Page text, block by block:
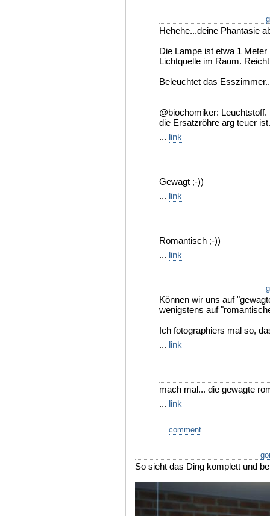
Hehehe...deine Phantasie
Die Lampe ist etwa 1
Lichtquelle im Raum.
Beleuchtet das
@biochomiker:
die Ersatzröhre arg teuer
... link
Gewagt ;-))
... link
Romantisch ;-))
... link
Können wir uns auf
wenigstens auf
Ich fotographiers mal so,
... link
mach mal... die gewagte
... link
... comment
So sieht das Ding komplett und